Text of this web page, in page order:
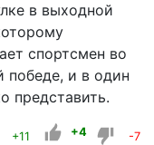
в выходной
спортсмен во
победе, и в один
представить.
+11 +4 -7